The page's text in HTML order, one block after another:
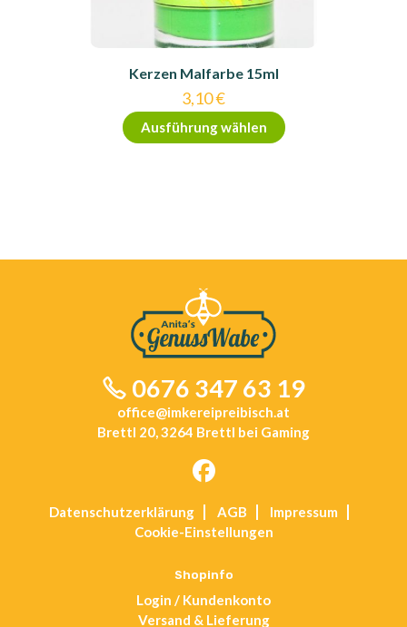
Kerzen Malfarbe 15ml
3,10€
Ausführung wählen
Dieses
Produkt
Produktseite
0676 347 63 19
office@imkereipreibisch.at
Brettl 20, 3264 Brettl bei Gaming
a
tab
Datenschutz­erklärung AGB
Impressum
Cookie-Einstellungen
Shopinfo
Login / Kundenkonto
Versand & Lieferung